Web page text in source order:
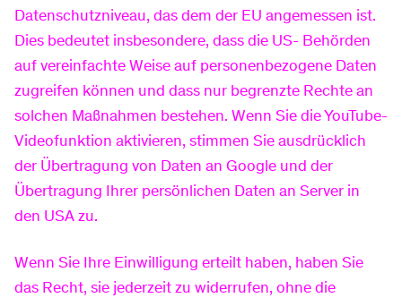
Datenschutz-Präferenz-Center gegeben haben.
Datenschutzniveau, das dem der EU angemessen ist.
Dies bedeutet insbesondere, dass die US- Behörden
auf vereinfachte Weise auf personenbezogene Daten
zugreifen können und dass nur begrenzte Rechte an
solchen Maßnahmen bestehen. Wenn Sie die YouTube-
Videofunktion aktivieren, stimmen Sie ausdrücklich
der Übertragung von Daten an Google und der
Übertragung Ihrer persönlichen Daten an Server in
den USA zu.
Wenn Sie Ihre Einwilligung erteilt haben, haben Sie
das Recht, sie jederzeit zu widerrufen, ohne die